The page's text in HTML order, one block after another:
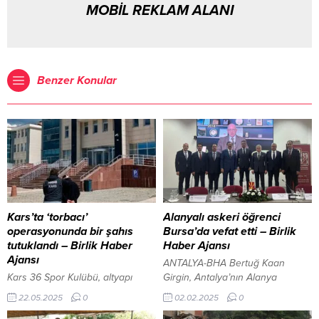
MOBİL REKLAM ALANI
Benzer Konular
Kars’ta ‘torbacı’
operasyonunda bir şahıs
tutuklandı – Birlik Haber
Ajansı
Kars 36 Spor Kulübü, altyapı
seçmeleri düzenliyor KARS-BHA
Kars’ta ‘torbacı’ olarak bilinen
22.05.2025 0
Alanyalı askeri öğrenci
Bursa’da vefat etti – Birlik
Haber Ajansı
ANTALYA-BHA Bertuğ Kaan
Girgin, Antalya’nın Alanya
ilçesinden olan ve Bursa Işıklar
Jandarma Astsubay Meslek
02.02.2025 0